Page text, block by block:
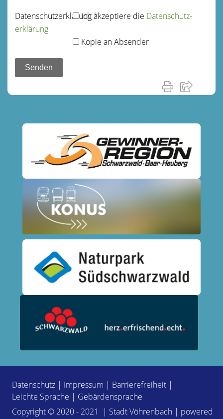
Datenschutz­erklärung*
Ich akzeptiere die Datenschutz­
erklärung
Kopie an Absender
Datenschutz | Impressum | Barrierefreiheit |
Leichte Sprache | Gebärdensprache
Copyright © 2020 - 2021 | Stadt Vöhrenbach | powered